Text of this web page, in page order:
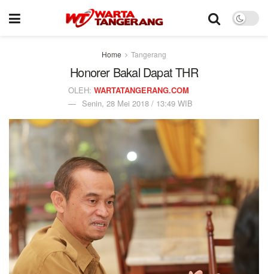
Home Tangerang
Honorer Bakal Dapat THR
OLEH: WARTATANGERANG.COM
Senin, 28 Mei 2018 / 13:49 WIB